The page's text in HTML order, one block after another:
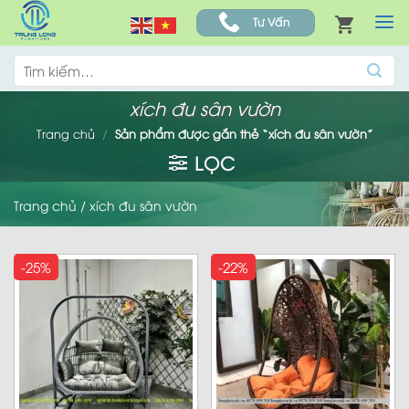
Skip
content
Tư Vấn
Tìm
kiếm:
xích đu sân vườn
Trang chủ / Sản phẩm được gắn thẻ “xích đu sân vườn”
LỌC
Trang chủ / xích đu sân vườn
-25% -22%